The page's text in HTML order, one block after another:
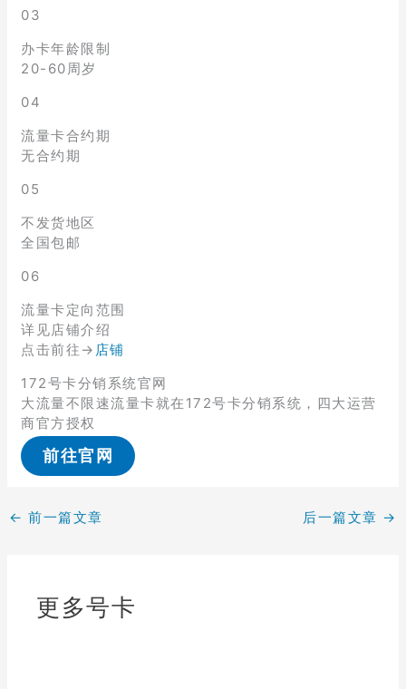
03
办卡年龄限制
20-60周岁
04
流量卡合约期
无合约期
05
不发货地区
全国包邮
06
流量卡定向范围
详见店铺介绍
点击前往→ 店铺
172号卡分销系统官网
大流量不限速流量卡就在172号卡分销系统，四大运营
商官方授权
前往官网
← 前一篇文章 后一篇文章 →
更多号卡